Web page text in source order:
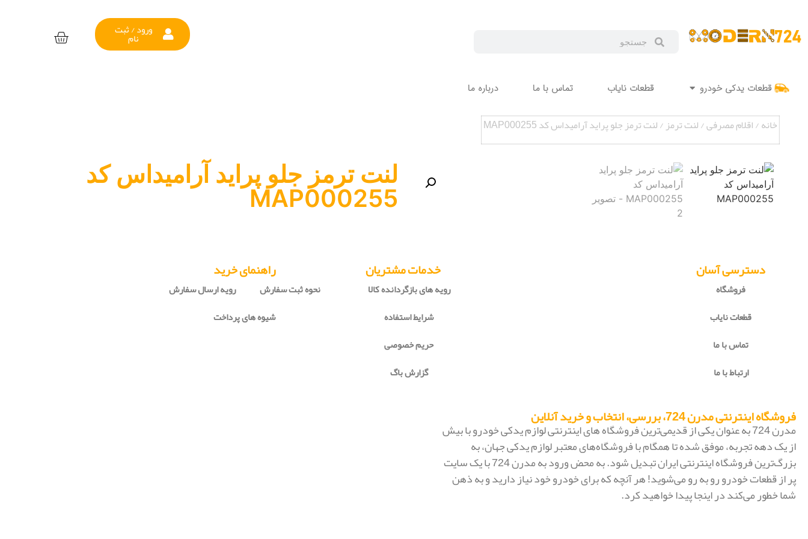
ورود / ثبت
نام
قطعات یدکی خودرو قطعات نایاب تماس با ما درباره ما
خانه/اقلام مصرفی/لنت ترمز/ لنت ترمز جلو پراید آرامیداس کد MAP000255
لنت ترمز جلو پراید آرامیداس کد
MAP000255
دسترسی آسان
فروشگاه
قطعات نایاب
تماس با ما
ارتباط با ما
خدمات مشتریان
رویه های بازگردانده کالا
شرایط استفاده
حریم خصوصی
گزارش باگ
راهنمای خرید
نحوه ثبت سفارش
رویه ارسال سفارش
شیوه های پرداخت
فروشگاه اینترنتی مدرن 724، بررسی، انتخاب و خرید آنلاین
مدرن 724 به عنوان یکی از قدیمی‌ترین فروشگاه های اینترنتی لوازم یدکی خودرو با بیش
از یک دهه تجربه، موفق شده تا همگام با فروشگاه‌های معتبر لوازم یدکی جهان، به
بزرگ‌ترین فروشگاه اینترنتی ایران تبدیل شود. به محض ورود به مدرن 724 با یک سایت
پر از قطعات خودرو رو به رو می‌شوید! هر آنچه که برای خودرو خود نیاز دارید و به ذهن
شما خطور می‌کند در اینجا پیدا خواهید کرد.